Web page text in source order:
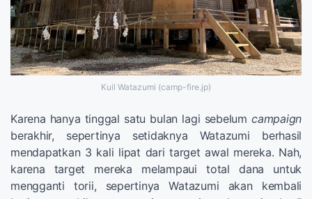
Kuil Watazumi (camp-fire.jp)
Karena hanya tinggal satu bulan lagi sebelum campaign
berakhir, sepertinya setidaknya Watazumi berhasil
mendapatkan 3 kali lipat dari target awal mereka. Nah,
karena target mereka melampaui total dana untuk
mengganti torii, sepertinya Watazumi akan kembali